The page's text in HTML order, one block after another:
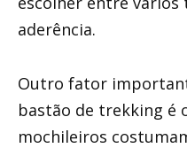
aderência.
Outro fator
bastão de trekking é
mochileiros